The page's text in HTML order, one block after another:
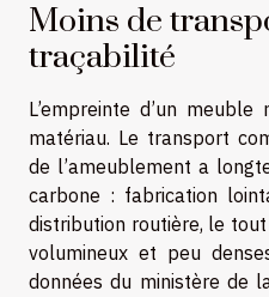
Moins de
traçabilité
L’empreinte d’un
matériau. Le transport
de l’ameublement a
carbone : fabrication
distribution routière, le
volumineux et peu
données du ministère de